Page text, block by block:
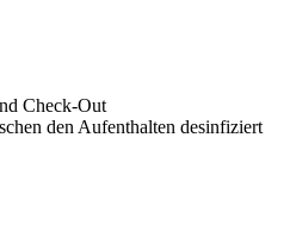
Check-Out
den Aufenthalten desinfiziert